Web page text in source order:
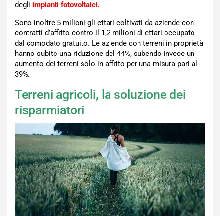
degli impianti fotovoltaici.
Sono inoltre 5 milioni gli ettari coltivati da aziende con
contratti d’affitto contro il 1,2 milioni di ettari occupato
dal comodato gratuito. Le aziende con terreni in proprietà
hanno subito una riduzione del 44%, subendo invece un
aumento dei terreni solo in affitto per una misura pari al
39%.
Terreni agricoli, la soluzione dei
risparmiatori